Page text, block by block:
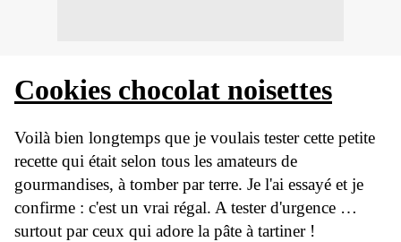
Cookies chocolat noisettes
Voilà bien longtemps que je voulais tester cette petite
recette qui était selon tous les amateurs de
gourmandises, à tomber par terre. Je l'ai essayé et je
confirme : c'est un vrai régal. A tester d'urgence …
surtout par ceux qui adore la pâte à tartiner !